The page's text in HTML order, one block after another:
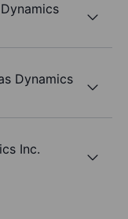
Dynamics
Inc.